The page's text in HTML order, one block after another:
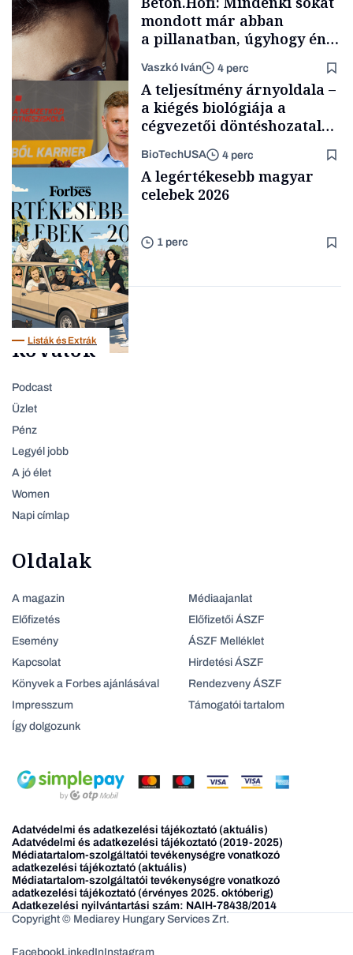
Forbes-sztori
mondott már abban
a pillanatban, úgyhogy én
a legsarkosabb
gondolataimat akartam
kimondani
Vaszkó Iván 4 perc
Content Lab HUB
A teljesítmény árnyoldala –
a kiégés biológiája a
cégvezetői döntéshozatal
BioTechUSA 4 perc
Listák és Extrák
A legértékesebb magyar
celebek 2026
1 perc
Rovatok
Podcast
Üzlet
Pénz
Legyél jobb
A jó élet
Women
Napi címlap
Oldalak
A magazin
Előfizetés
Esemény
Kapcsolat
Könyvek a Forbes ajánlásával
Impresszum
Így dolgozunk
Médiaajanlat
Előfizetői ÁSZF
ÁSZF Melléklet
Hirdetési ÁSZF
Rendezveny ÁSZF
Támogatói tartalom
Adatvédelmi és adatkezelési tájékoztató (aktuális)
Adatvédelmi és adatkezelési tájékoztató (2019-2025)
Médiatartalom-szolgáltatói tevékenységre vonatkozó
adatkezelési tájékoztató (aktuális)
Médiatartalom-szolgáltatói tevékenységre vonatkozó
adatkezelési tájékoztató (érvényes 2025. októberig)
Adatkezelési nyilvántartási szám: NAIH-78438/2014
Copyright © Mediarey Hungary Services Zrt.
FacebookLinkedInInstagram